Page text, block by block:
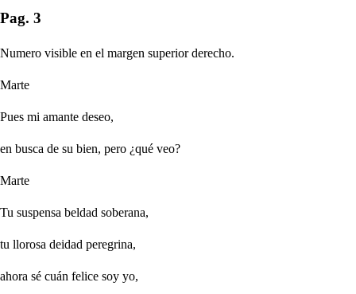
Pag. 3
Numero visible en el margen superior derecho.
Marte
Pues mi amante deseo,
en busca de su bien, pero ¿qué veo?
Marte
Tu suspensa beldad soberana,
tu llorosa deidad peregrina,
ahora sé cuán felice soy yo,